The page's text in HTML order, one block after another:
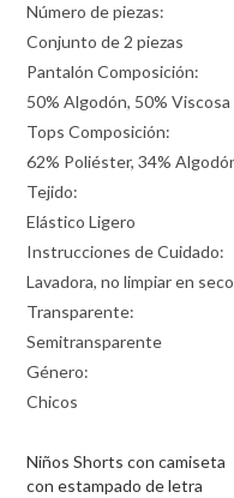
Número de piezas:
Conjunto de 2 piezas
Pantalón Composición:
50% Algodón, 50% Viscosa
Tops Composición:
62% Poliéster, 34%
Tejido:
Elástico Ligero
Instrucciones de Cuidado:
Lavadora, no limpiar en seco
Transparente:
Semitransparente
Género:
Chicos
Niños Shorts con camiseta
con estampado de letra